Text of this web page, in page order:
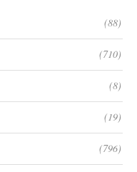
(88)
(710)
(8)
(19)
(796)